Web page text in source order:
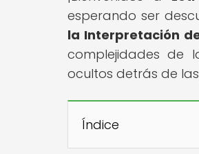
esperando ser
la Interpretación
complejidades de
ocultos detrás de
Índice